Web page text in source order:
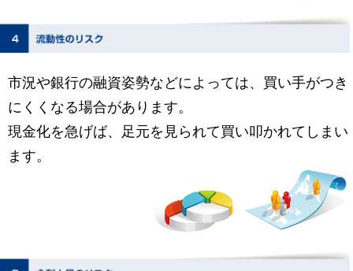
市況や銀行の融資姿勢などによっては、買い手がつき
にくくなる場合があります。
現金化を急げば、足元を見られて買い叩かれてしまい
ます。